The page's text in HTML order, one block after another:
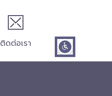
ติดต่อเรา